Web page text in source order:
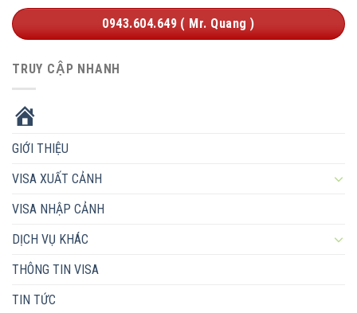
0943.604.649 ( Mr. Quang )
TRUY CẬP NHANH
GIỚI THIỆU
VISA XUẤT CẢNH
VISA NHẬP CẢNH
DỊCH VỤ KHÁC
THÔNG TIN VISA
TIN TỨC